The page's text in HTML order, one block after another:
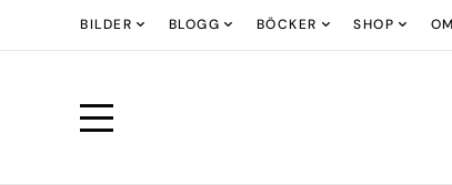
BILDER BLOGG BÖCKER SHOP